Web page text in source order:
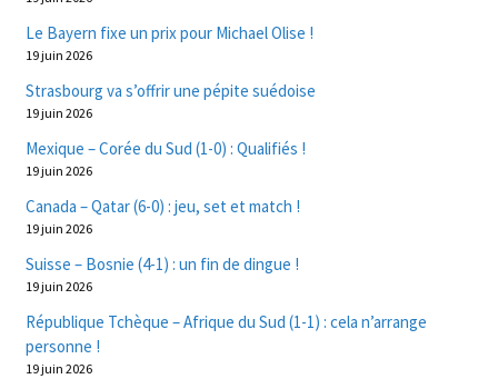
Le Bayern fixe un prix pour Michael Olise !
19 juin 2026
Strasbourg va s’offrir une pépite suédoise
19 juin 2026
Mexique – Corée du Sud (1-0) : Qualifiés !
19 juin 2026
Canada – Qatar (6-0) : jeu, set et match !
19 juin 2026
Suisse – Bosnie (4-1) : un fin de dingue !
19 juin 2026
République Tchèque – Afrique du Sud (1-1) : cela n’arrange
personne !
19 juin 2026